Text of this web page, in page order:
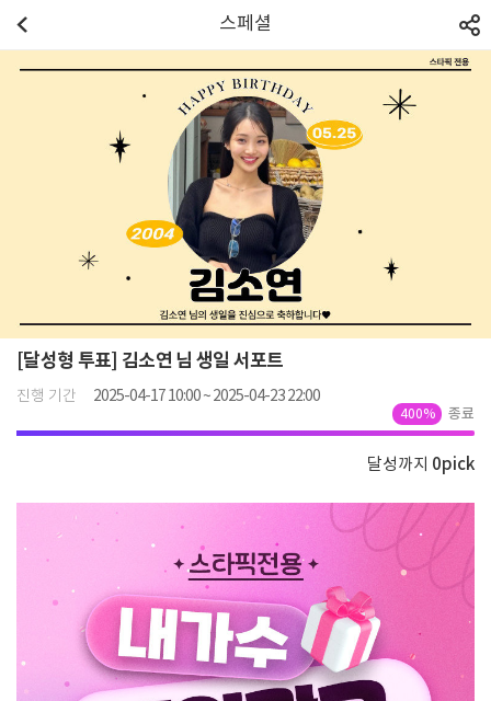
스페셜
[달성형 투표] 김소연 님 생일 서포트
진행 기간 2025-04-17 10:00 ~ 2025-04-23 22:00
400% 종료
달성까지 0pick